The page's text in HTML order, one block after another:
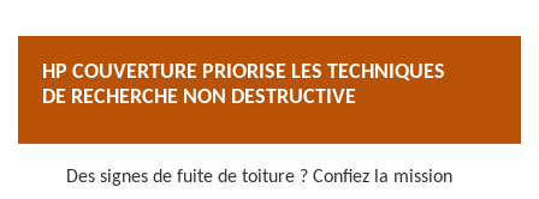
HP COUVERTURE PRIORISE LES TECHNIQUES
DE RECHERCHE NON DESTRUCTIVE
Des signes de fuite de toiture ? Confiez la mission